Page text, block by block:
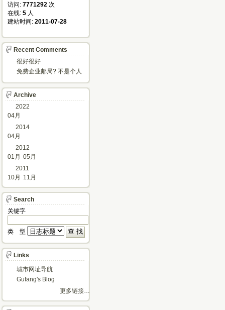
访问: 7771292 次
在线: 5 人
建站时间: 2011-07-28
Recent Comments
很好很好
免费企业邮局? 不是个人
Archive
2022
04月
2014
04月
2012
01月 05月
2011
10月
11月
Search
关键字
类 型
Links
城市网址导航
Gufang's Blog
更多链接…